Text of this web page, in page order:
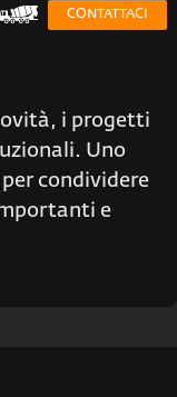
CONTATTACI
i progetti
Uno
condividere
e